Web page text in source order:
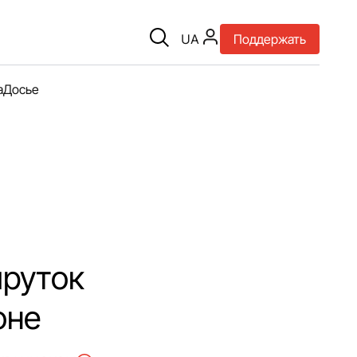
UA Поддержать
Досье